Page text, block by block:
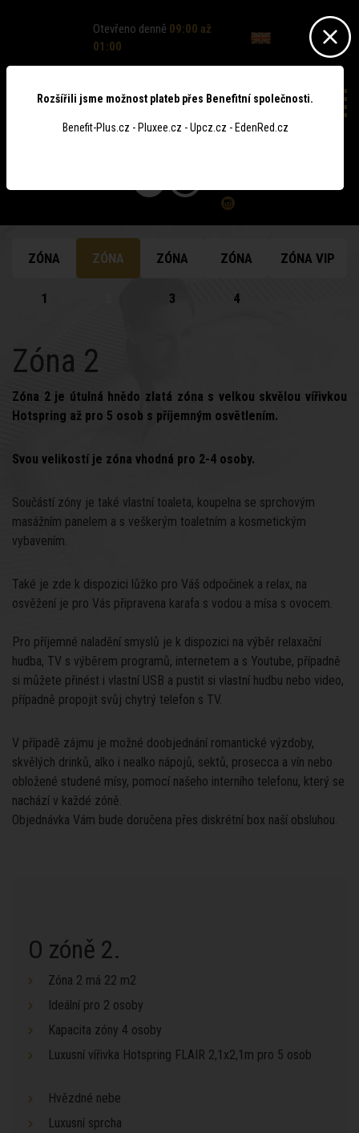
Otevřeno denně 09:00 až
01:00
ZÓNA
1
ZÓNA ZÓNA
3
ZÓNA
4
ZÓNA VIP
Zóna 2
Zóna 2 je útulná hnědo zlatá zóna s velkou skvělou vířivkou
Hotspring až pro 5 osob s příjemným osvětlením.
Svou velikostí je zóna vhodná pro 2-4 osoby.
Součástí zóny je také vlastní toaleta, koupelna se sprchovým
masážním panelem a s veškerým toaletním a kosmetickým
vybavením.
Také je zde k dispozici lůžko pro Váš odpočinek a relax, na
osvěžení je pro Vás připravena karafa s vodou a mísa s ovocem.
Pro příjemné naladění smyslů je k dispozici na výběr relaxační
hudba, TV s výběrem programů, internetem a s Youtube, případně
si můžete přinést i vlastní USB a pustit si vlastní hudbu nebo video,
případně propojit svůj chytrý telefon s TV.
V případě zájmu je možné doobjednání romantické výzdoby,
skvělých drinků, alko i nealko nápojů, sektů, prosecca a vín nebo
obložené studené mísy, pomocí našeho interního telefonu, který se
nachází v každé zóně.
Objednávka Vám bude doručena přes diskrétní box naší obsluhou.
O zóně 2.
Zóna 2 má 22 m2
Ideální pro 2 osoby
Kapacita zóny 4 osoby
Luxusní vířivka Hotspring FLAIR 2,1x2,1m pro 5 osob
Hvězdné nebe
Luxusní sprcha
Rozšířili jsme možnost plateb přes Benefitní společnosti.
Benefit-Plus.cz - Pluxee.cz - Upcz.cz - EdenRed.cz